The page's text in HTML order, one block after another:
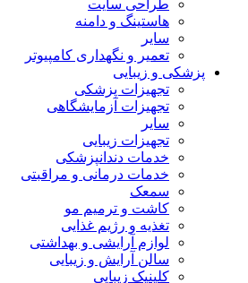
طراحی سایت
هاستینگ و دامنه
سایر
تعمیر و نگهداری کامپیوتر
پزشکی و زیبایی
تجهیزات پزشکی
تجهیزات آزمایشگاهی
سایر
تجهیزات زیبایی
خدمات دندانپزشکی
خدمات درمانی و مراقبتی
سمعک
کاشت و ترمیم مو
تغذیه و رژیم غذایی
لوازم آرایشی و بهداشتی
سالن آرایش و زیبایی
کلینیک زیبایی